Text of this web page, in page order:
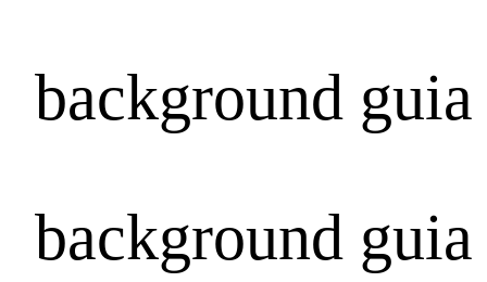
background guia
background guia